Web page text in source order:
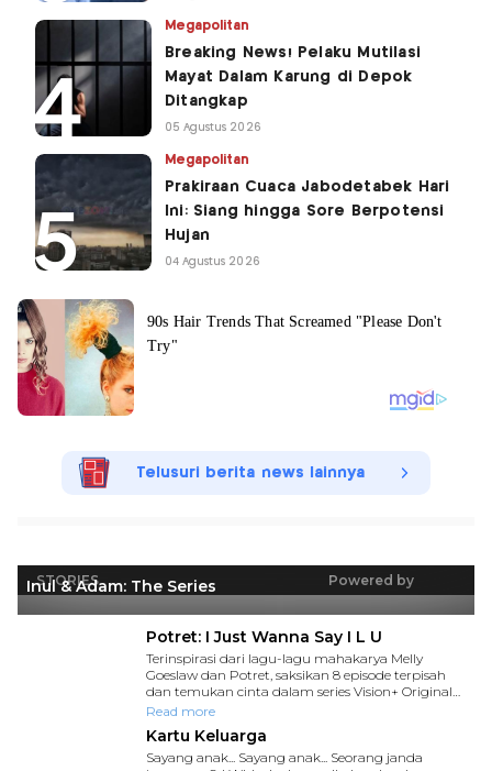
Megapolitan
Breaking News! Pelaku Mutilasi
Mayat Dalam Karung di Depok
Ditangkap
05 Agustus 2026
Megapolitan
Prakiraan Cuaca Jabodetabek Hari
Ini: Siang hingga Sore Berpotensi
Hujan
04 Agustus 2026
Telusuri berita news lainnya